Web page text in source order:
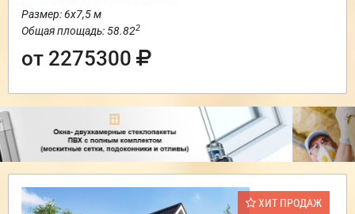
Размер: 6х7,5 м
Общая площадь: 58.822
от 2275300
ХИТ ПРОДАЖ